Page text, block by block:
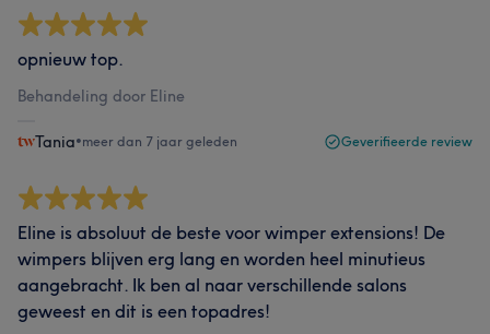
opnieuw top.
Behandeling door Eline
Tania•meer dan 7 jaar geleden Geverifieerde review
Eline is absoluut de beste voor wimper extensions! De
wimpers blijven erg lang en worden heel minutieus
aangebracht. Ik ben al naar verschillende salons
geweest en dit is een topadres!